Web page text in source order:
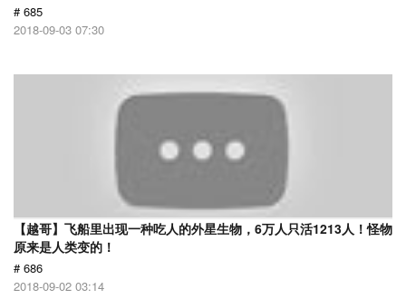
# 685
2018-09-03 07:30
【越哥】飞船里出现一种吃人的外星生物，6万人只活1213人！怪物
原来是人类变的！
# 686
2018-09-02 03:14